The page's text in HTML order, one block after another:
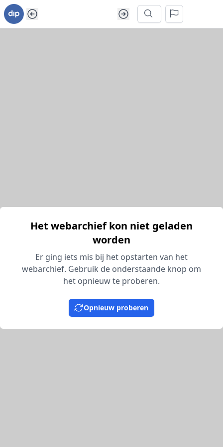
Ga naar inhoud van webarchief
Zoek in dit webarchief
Het webarchief kon niet geladen
worden
Er ging iets mis bij het opstarten van het
webarchief. Gebruik de onderstaande knop om
het opnieuw te proberen.
Opnieuw proberen